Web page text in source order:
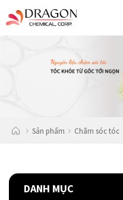
Sản phẩm Chăm sóc tóc
DANH MỤC